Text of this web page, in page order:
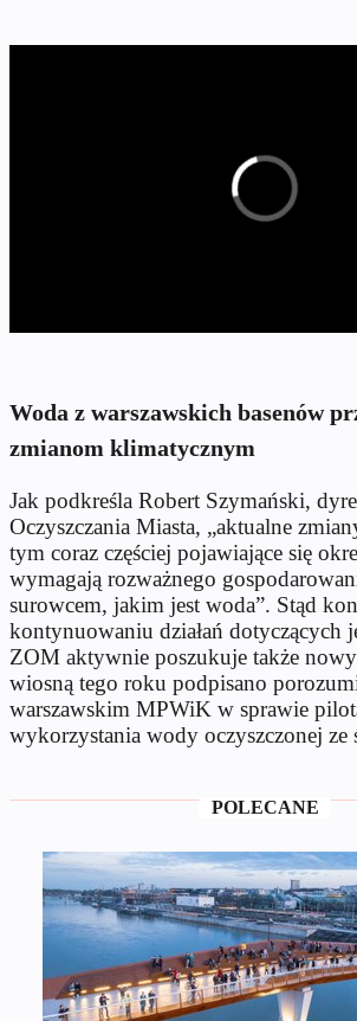
Woda z warszawskich basenów
zmianom klimatycznym
Jak podkreśla Robert Szymański,
Oczyszczania Miasta, „aktualne
tym coraz częściej pojawiające się
wymagają rozważnego
surowcem, jakim jest woda”. Stąd
kontynuowaniu działań dotyczących
ZOM aktywnie poszukuje także
wiosną tego roku podpisano
warszawskim MPWiK w sprawie
wykorzystania wody oczyszczonej ze
POLECANE